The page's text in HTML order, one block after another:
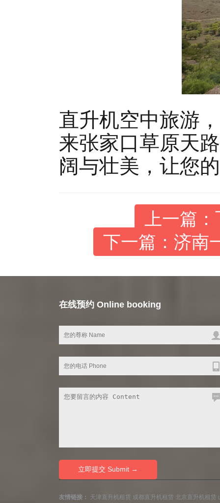
直升机空中旅游
来张家口草原天
阔与壮美，让您
上一篇
下一篇：济南
在线预约 Online booking
友情链接： 天津直升机租赁 成都直升机租赁 北京直升机租赁